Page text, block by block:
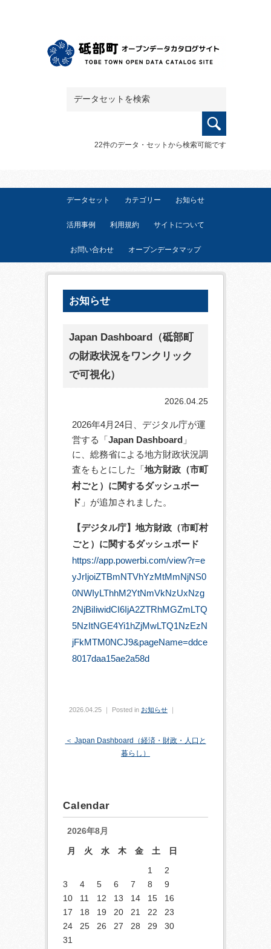
22件のデータ・セットから検索可能です
データセット カテゴリー お知らせ
活用事例 利用規約 サイトについて
お問い合わせ オープンデータマップ
お知らせ
Japan Dashboard（砥部町
の財政状況をワンクリック
で可視化）
2026.04.25
2026年4月24日、デジタル庁が運
営する「Japan Dashboard 」
に、総務省による地方財政状況調
査をもとにした「地方財政（市町
村ごと）に関するダッシュボー
ド 」が追加されました。
【デジタル庁】地方財政（市町村
ごと）に関するダッシュボード
https://app.powerbi.com/view?r=e
yJrIjoiZTBmNTVhYzMtMmNjNS0
0NWIyLThhM2YtNmVkNzUxNzg
2NjBiIiwidCI6IjA2ZTRhMGZmLTQ
5NzItNGE4Yi1hZjMwLTQ1NzEzN
jFkMTM0NCJ9&pageName=ddce
8017daa15ae2a58d
2026.04.25 ｜ Posted in お知らせ ｜
＜ Japan Dashboard（経済・財政・人口と
暮らし）
Calendar
2026年8月
月 火 水 木 金 土
日
1
2
3
4 5 6 7 8
9
10
11 12 13 14 15
16
17
18 19 20 21 22
23
24
25 26 27 28 29
30
31